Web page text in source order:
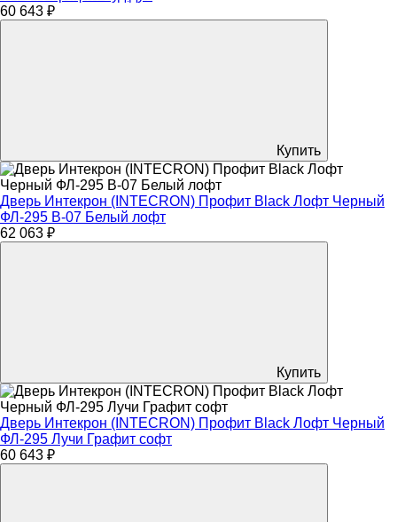
60 643 ₽
Купить
Дверь Интекрон (INTECRON) Профит Black Лофт Черный
ФЛ-295 В-07 Белый лофт
62 063 ₽
Купить
Дверь Интекрон (INTECRON) Профит Black Лофт Черный
ФЛ-295 Лучи Графит софт
60 643 ₽